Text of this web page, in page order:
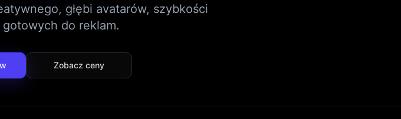
głębi avatarów, szybkości
do reklam.
Zobacz ceny